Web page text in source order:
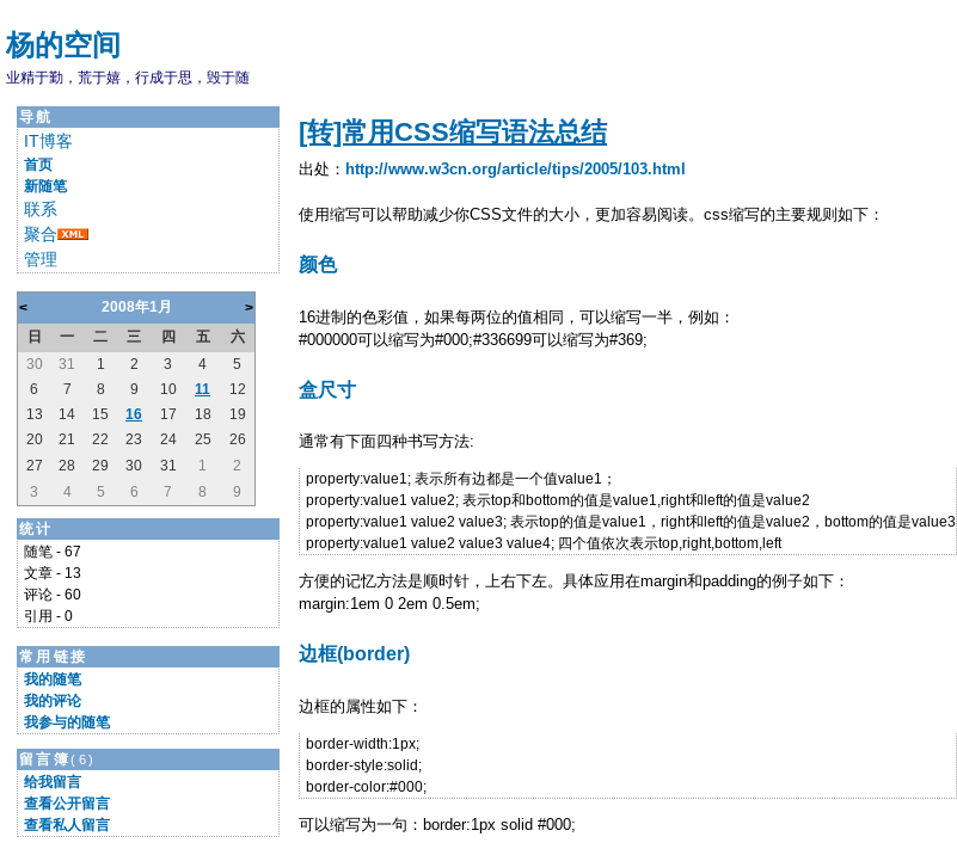
杨的空间
业精于勤，荒于嬉，行成于思，毁于随
导航
IT博客
首页
新随笔
联系
聚合
管理
< 2008年1月
>
日
一 二 三 四 五
六
30
31 1 2 3 4
5
6
7 8 9 10 11
12
13
14 15 16 17 18
19
20
21 22 23 24 25
26
27
28 29 30 31 1
2
3
4 5 6 7 8 9
统计
随笔 - 67
文章 - 13
评论 - 60
引用 - 0
常用链接
我的随笔
我的评论
我参与的随笔
留言簿(6)
给我留言
查看公开留言
查看私人留言
[转]常用CSS缩写语法总结
出处： http://www.w3cn.org/article/tips/2005/103.html
使用缩写可以帮助减少你CSS文件的大小，更加容易阅读。css缩写的主要规则如下：
颜色
16进制的色彩值，如果每两位的值相同，可以缩写一半，例如：
#000000可以缩写为#000;#336699可以缩写为#369;
盒尺寸
通常有下面四种书写方法:
property:value1; 表示所有边都是一个值value1；
property:value1 value2; 表示top和bottom的值是value1,right和left的值是value2
property:value1 value2 value3; 表示top的值是value1，right和left的值是value2，bottom的值是value3
property:value1 value2 value3 value4; 四个值依次表示top,right,bottom,left
方便的记忆方法是顺时针，上右下左。具体应用在margin和padding的例子如下：
margin:1em 0 2em 0.5em;
边框(border)
边框的属性如下：
border-width:1px;
border-style:solid;
border-color:#000;
可以缩写为一句：border:1px solid #000;